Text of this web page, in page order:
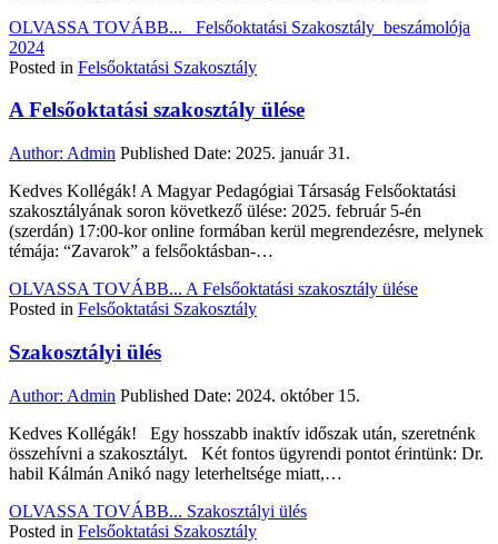
OLVASSA TOVÁBB... Felsőoktatási Szakosztály beszámolója
2024
Posted in Felsőoktatási Szakosztály
A Felsőoktatási szakosztály ülése
Author: Admin Published Date: 2025. január 31.
Kedves Kollégák! A Magyar Pedagógiai Társaság Felsőoktatási
szakosztályának soron következő ülése: 2025. február 5-én
(szerdán) 17:00-kor online formában kerül megrendezésre, melynek
témája: “Zavarok” a felsőoktásban-…
OLVASSA TOVÁBB... A Felsőoktatási szakosztály ülése
Posted in Felsőoktatási Szakosztály
Szakosztályi ülés
Author: Admin Published Date: 2024. október 15.
Kedves Kollégák! Egy hosszabb inaktív időszak után, szeretnénk
összehívni a szakosztályt. Két fontos ügyrendi pontot érintünk: Dr.
habil Kálmán Anikó nagy leterheltsége miatt,…
OLVASSA TOVÁBB... Szakosztályi ülés
Posted in Felsőoktatási Szakosztály